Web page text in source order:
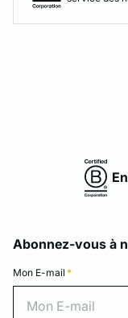
Abonnez-vous à
Mon E-mail *